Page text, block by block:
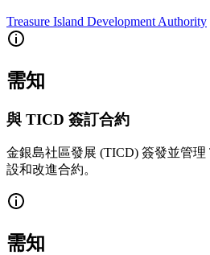
Treasure Island Development Authority
需知
與 TICD 簽訂合約
金銀島社區發展 (TICD) 簽發並管
設和改進合約。
需知